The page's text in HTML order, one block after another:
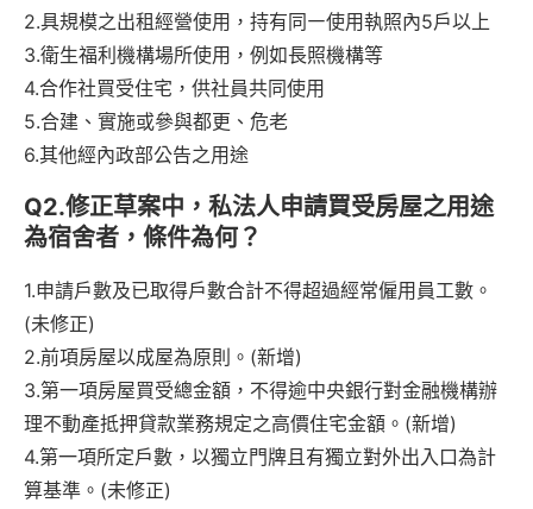
2.具規模之出租經營使用，持有同㇐使用執照內5戶以上
3.衛生福利機構場所使用，例如⾧照機構等
4.合作社買受住宅，供社員共同使用
5.合建、實施或參與都更、危老
6.其他經內政部公告之用途
Q2.修正草案中，私法人申請買受房屋之用途
為宿舍者，條件為何？
1.申請戶數及已取得戶數合計不得超過經常僱用員工數。
(未修正)
2.前項房屋以成屋為原則。(新增)
3.第一項房屋買受總金額，不得逾中央銀行對金融機構辦
理不動產抵押貸款業務規定之高價住宅金額。(新增)
4.第一項所定戶數，以獨立門牌且有獨立對外出入口為計
算基準。(未修正)